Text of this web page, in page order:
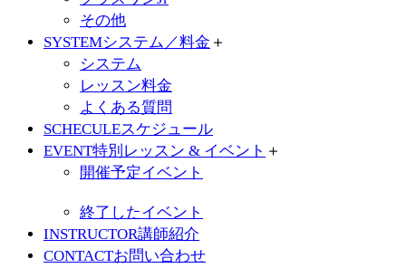
その他
SYSTEMシステム／料金 ＋
システム
レッスン料金
よくある質問
SCHECULEスケジュール
EVENT特別レッスン & イベント ＋
開催予定イベント
終了したイベント
INSTRUCTOR講師紹介
CONTACTお問い合わせ